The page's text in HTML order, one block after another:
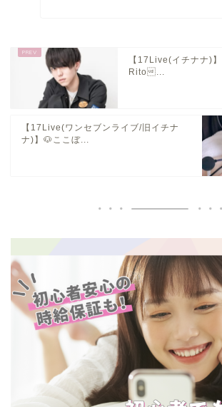
【17Live(イチナナ)
Rito...
【17Live(ワンセブンライブ/旧イチナ
ナ)】🐶ここぼ...